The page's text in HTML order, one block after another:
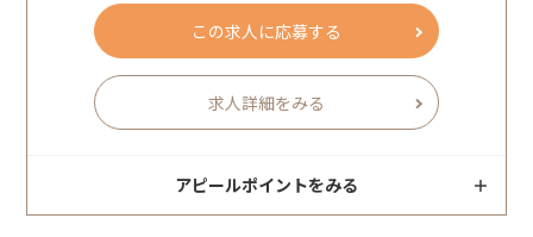
この求人に応募する
求人詳細をみる
アピールポイントをみる